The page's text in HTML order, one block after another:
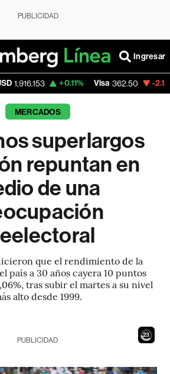
PUBLICIDAD
Ingresar
+0.11% Visa 362.50 -2.15%
MERCADOS
superlargos
repuntan en
de una
que el rendimiento de la
país a 30 años cayera 10 puntos
tras subir el martes a su nivel
alto desde 1999.
21
PUBLICIDAD